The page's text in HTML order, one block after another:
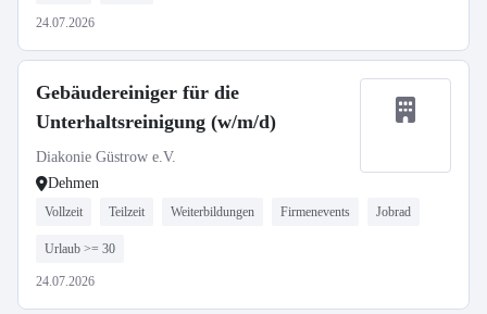
24.07.2026
Gebäudereiniger für die
Unterhaltsreinigung (w/m/d)
Diakonie Güstrow e.V.
Dehmen
Vollzeit Teilzeit Weiterbildungen Firmenevents Jobrad
Urlaub >= 30
24.07.2026